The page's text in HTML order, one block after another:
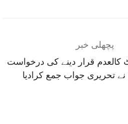
پچھلی خبر
کالعدم قرار دینے کی درخواست
تحریری جواب جمع کرادیا